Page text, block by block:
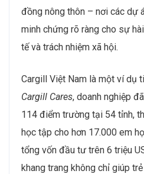
đồng nông thôn – nơi các dự
minh chứng rõ ràng cho sự
tế và trách nhiệm xã hội.
Cargill Việt Nam là một ví dụ
Cargill Cares, doanh nghiệp
114 điểm trường tại 54 tỉnh,
học tập cho hơn 17.000 em
tổng vốn đầu tư trên 6 triệu
khang trang không chỉ giúp